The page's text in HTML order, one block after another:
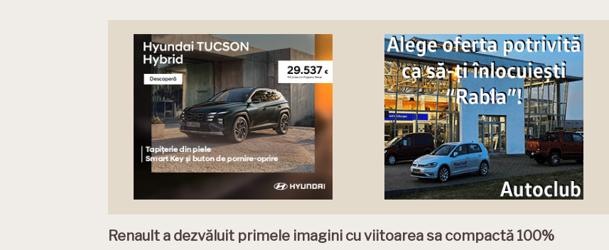
Renault a dezvăluit primele imagini cu viitoarea sa compactă 100%